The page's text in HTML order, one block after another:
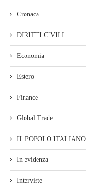
Cronaca
DIRITTI CIVILI
Economia
Estero
Finance
Global Trade
IL POPOLO ITALIANO
In evidenza
Interviste